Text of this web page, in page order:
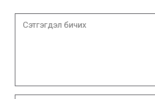
бичих